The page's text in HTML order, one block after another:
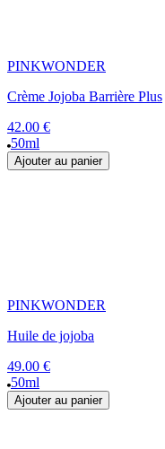
PINKWONDER
Crème Jojoba Barrière Plus
42.00 €
50ml
Ajouter au panier
PINKWONDER
Huile de jojoba
49.00 €
50ml
Ajouter au panier